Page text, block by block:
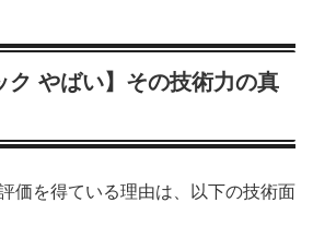
ク やばい】その技術力の真
価を得ている理由は、以下の技術面